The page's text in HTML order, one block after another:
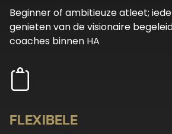
Beginner of ambitieuze atleet;
genieten van de visionaire
coaches binnen HA
FLEXIBELE